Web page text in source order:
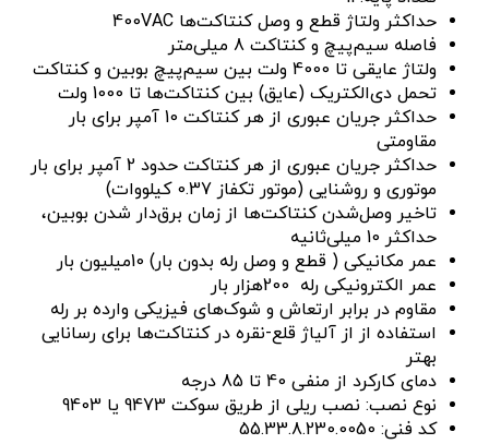
حداکثر ولتاژ قطع و وصل کنتاکت‌ها 400VAC
فاصله سیم‌پیچ و کنتاکت 8 میلی‌متر
ولتاژ عایقی تا 4000 ولت بین سیم‌پیچ بوبین و کنتاکت
تحمل دی‌الکتریک (عایق) بین کنتاکت‌ها تا 1000 ولت
حداکثر جریان عبوری از هر کنتاکت 10 آمپر برای بار
مقاومتی
حداکثر جریان عبوری از هر کنتاکت حدود 2 آمپر برای بار
موتوری و روشنایی (موتور تکفاز 0.37 کیلووات)
تاخیر وصل‌شدن کنتاکت‌ها از زمان برق‌دار شدن بوبین،
حداکثر 10 میلی‌ثانیه
عمر مکانیکی ( قطع و وصل رله بدون بار) 10میلیون بار
عمر الکترونیکی رله 200هزار بار
مقاوم در برابر ارتعاش و شوک‌های فیزیکی وارده بر رله
استفاده از از آلیاژ قلع-نقره در کنتاکت‌ها برای رسانایی
بهتر
دمای کارکرد از منفی 40 تا 85 درجه
نوع نصب: نصب ریلی از طریق سوکت 9473 یا 9403
کد فنی: 55.33.8.230.0050